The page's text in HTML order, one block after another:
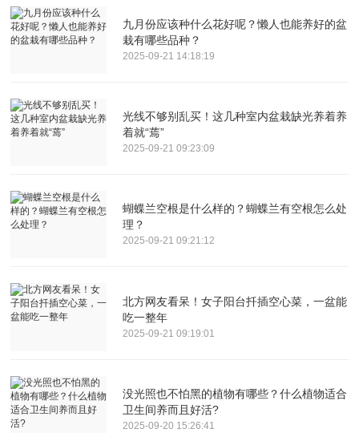
九月份应该种什么花好呢？懒人也能养好的盆
栽有哪些品种？
2025-09-21 14:18:19
光线不够别乱买！这几种室内盆栽缺光养着养
着就“蔫”
2025-09-21 09:23:09
蝴蝶兰空根是什么样的？蝴蝶兰有空根怎么处
理？
2025-09-21 09:21:12
北方网友看呆！女子阳台扦插空心菜，一盆能
吃一整年
2025-09-21 09:19:01
没光照也不怕黑的植物有哪些？什么植物适合
卫生间养而且好活?
2025-09-20 15:26:41